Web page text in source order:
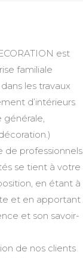
est
familiale
les travaux
d’intérieurs
générale,
de professionnels
se tient à votre
en étant à
et en apportant
et son savoir-
de nos clients